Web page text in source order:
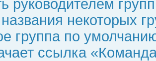
руководителем
некоторых
группа по
ссылка